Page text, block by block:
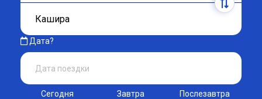
Дата?
Сегодня Завтра Послезавтра